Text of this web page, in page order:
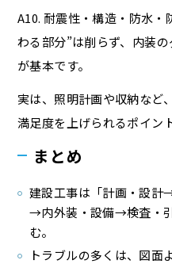
A10. 耐震性・構造・防水
わる部分”は削らず、内装
が基本です。
実は、照明計画や収納など
満足度を上げられるポイン
まとめ
建設工事は「計画・設
→内外装・設備→検査・
む。
トラブルの多くは、図面